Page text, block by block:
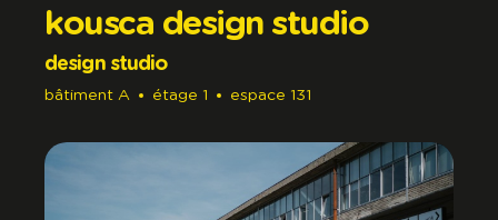
kousca design studio
design studio
bâtiment A étage 1 espace 131